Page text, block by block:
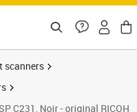
scanners
C231, Noir - original RICOH